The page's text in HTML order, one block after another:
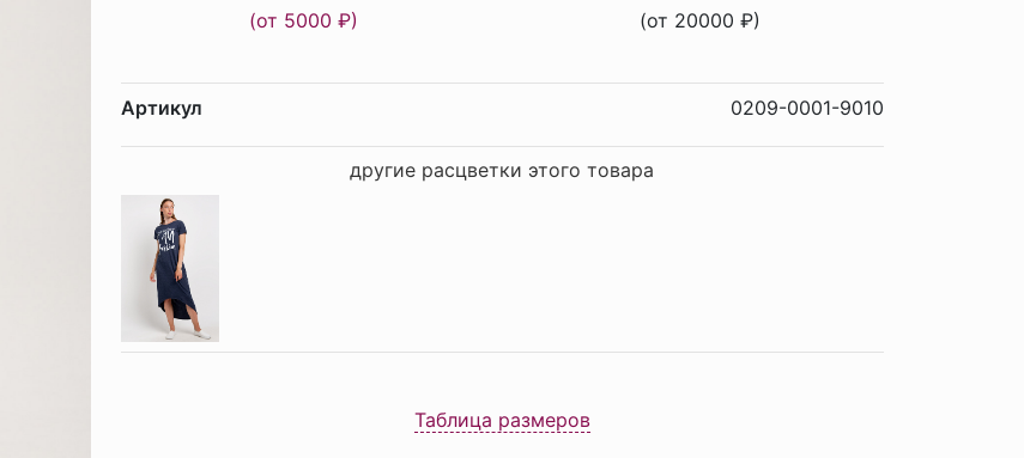
(от 5000 ₽) (от 20000 ₽)
Артикул 0209-0001-9010
другие расцветки этого товара
Таблица размеров